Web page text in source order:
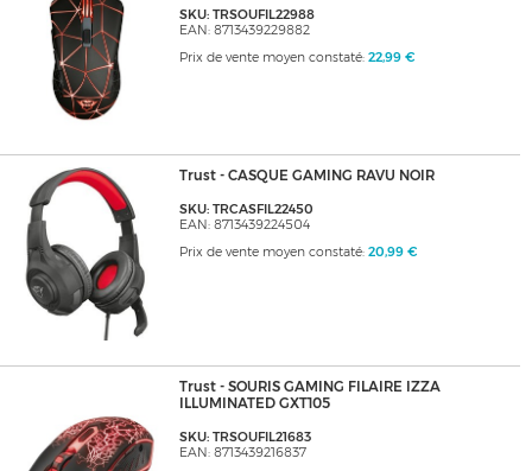
SKU: TRSOUFIL22988
EAN: 8713439229882
Prix de vente moyen constaté: 22,99 €
Trust - CASQUE GAMING RAVU NOIR
SKU: TRCASFIL22450
EAN: 8713439224504
Prix de vente moyen constaté: 20,99 €
Trust - SOURIS GAMING FILAIRE IZZA
ILLUMINATED GXT105
SKU: TRSOUFIL21683
EAN: 8713439216837